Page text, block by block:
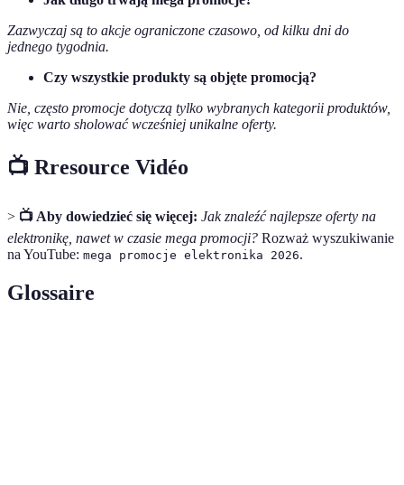
Zazwyczaj są to akcje ograniczone czasowo, od kilku dni do
jednego tygodnia.
Czy wszystkie produkty są objęte promocją?
Nie, często promocje dotyczą tylko wybranych kategorii produktów,
więc warto sholować wcześniej unikalne oferty.
📺 Rresource Vidéo
> 📺 Aby dowiedzieć się więcej: Jak znaleźć najlepsze oferty na
elektronikę, nawet w czasie mega promocji? Rozważ wyszukiwanie
na YouTube: mega promocje elektronika 2026.
Glossaire